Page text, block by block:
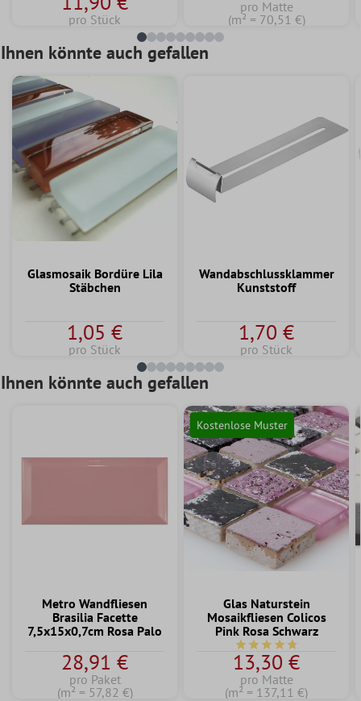
pro Stück
pro Matte
(m² = 70,51 €)
Ihnen könnte auch gefallen
Glasmosaik Bordüre Lila
Stäbchen
1,05 €
pro Stück
Wandabschlussklammer
Kunststoff
1,70 €
pro Stück
Ihnen könnte auch gefallen
Metro Wandfliesen
Brasilia Facette
7,5x15x0,7cm Rosa Palo
28,91 €
pro Paket
(m² = 57,82 €)
Kostenlose Muster
Glas Naturstein
Mosaikfliesen Colicos
Pink Rosa Schwarz
Durchschnittliche
13,30 €
pro Matte
(m² = 137,11 €)